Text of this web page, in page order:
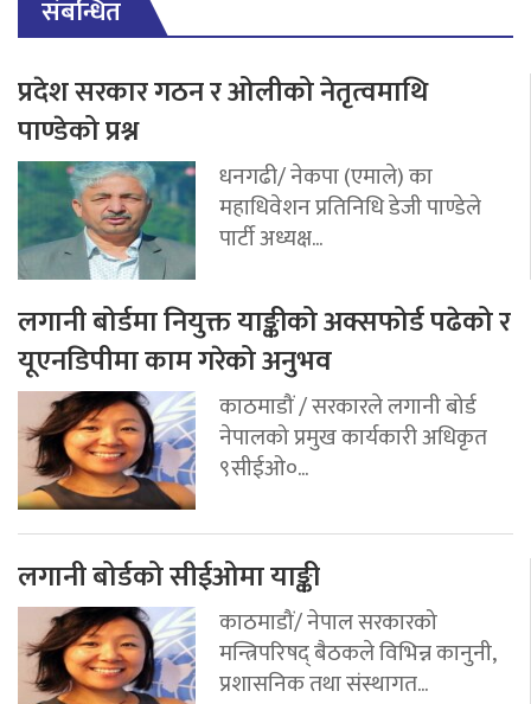
संबन्धित
प्रदेश सरकार गठन र ओलीको नेतृत्वमाथि
पाण्डेको प्रश्न
धनगढी/ नेकपा (एमाले) का
महाधिवेशन प्रतिनिधि डेजी पाण्डेले
पार्टी अध्यक्ष...
लगानी बोर्डमा नियुक्त याङ्कीको अक्सफोर्ड पढेको र
यूएनडिपीमा काम गरेको अनुभव
काठमाडौं / सरकारले लगानी बोर्ड
नेपालको प्रमुख कार्यकारी अधिकृत
९सीईओ०...
लगानी बोर्डको सीईओमा याङ्की
काठमाडौं/ नेपाल सरकारको
मन्त्रिपरिषद् बैठकले विभिन्न कानुनी,
प्रशासनिक तथा संस्थागत...